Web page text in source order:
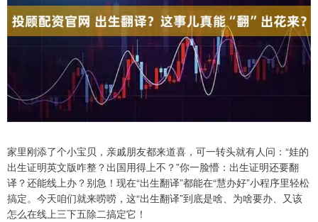
家里刚添了个小宝贝，亲戚朋友都来道喜，可一转头就有人问：“娃的
出生证明英文版咋整？出国用得上不？”你一脸懵：出生证明还要翻
译？还能线上办？别急！现在“出生翻译”都能在“慧办好”小程序里轻松
搞定。今天咱们就来唠唠，这“出生翻译”到底是啥、为啥要办、又该
怎么在线上三下五除二搞定它！